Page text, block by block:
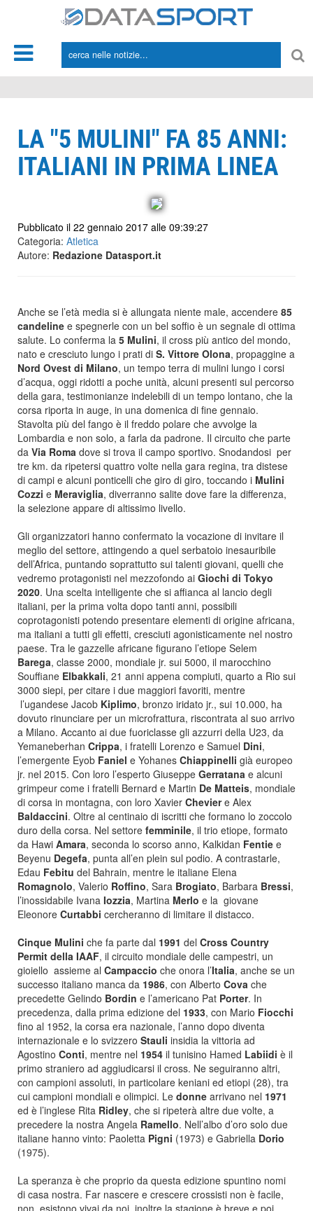
LA "5 MULINI" FA 85 ANNI:
ITALIANI IN PRIMA LINEA
Pubblicato il 22 gennaio 2017 alle 09:39:27
Categoria: Atletica
Autore: Redazione Datasport.it
Anche se l’età media si è allungata niente male, accendere 85
candeline e spegnerle con un bel soffio è un segnale di ottima
salute. Lo conferma la 5 Mulini, il cross più antico del mondo,
nato e cresciuto lungo i prati di S. Vittore Olona, propaggine a
Nord Ovest di Milano, un tempo terra di mulini lungo i corsi
d’acqua, oggi ridotti a poche unità, alcuni presenti sul percorso
della gara, testimonianze indelebili di un tempo lontano, che la
corsa riporta in auge, in una domenica di fine gennaio.
Stavolta più del fango è il freddo polare che avvolge la
Lombardia e non solo, a farla da padrone. Il circuito che parte
da Via Roma dove si trova il campo sportivo. Snodandosi per
tre km. da ripetersi quattro volte nella gara regina, tra distese
di campi e alcuni ponticelli che giro di giro, toccando i Mulini
Cozzi e Meraviglia, diverranno salite dove fare la differenza,
la selezione appare di altissimo livello.
Gli organizzatori hanno confermato la vocazione di invitare il
meglio del settore, attingendo a quel serbatoio inesauribile
dell’Africa, puntando soprattutto sui talenti giovani, quelli che
vedremo protagonisti nel mezzofondo ai Giochi di Tokyo
2020. Una scelta intelligente che si affianca al lancio degli
italiani, per la prima volta dopo tanti anni, possibili
coprotagonisti potendo presentare elementi di origine africana,
ma italiani a tutti gli effetti, cresciuti agonisticamente nel nostro
paese. Tra le gazzelle africane figurano l’etiope Selem
Barega, classe 2000, mondiale jr. sui 5000, il marocchino
Souffiane Elbakkali, 21 anni appena compiuti, quarto a Rio sui
3000 siepi, per citare i due maggiori favoriti, mentre
l’ugandese Jacob Kiplimo, bronzo iridato jr., sui 10.000, ha
dovuto rinunciare per un microfrattura, riscontrata al suo arrivo
a Milano. Accanto ai due fuoriclasse gli azzurri della U23, da
Yemaneberhan Crippa, i fratelli Lorenzo e Samuel Dini,
l’emergente Eyob Faniel e Yohanes Chiappinelli già europeo
jr. nel 2015. Con loro l’esperto Giuseppe Gerratana e alcuni
grimpeur come i fratelli Bernard e Martin De Matteis, mondiale
di corsa in montagna, con loro Xavier Cheviere Alex
Baldaccini. Oltre al centinaio di iscritti che formano lo zoccolo
duro della corsa. Nel settore femminile, il trio etiope, formato
da Hawi Amara, seconda lo scorso anno, Kalkidan Fentie e
Beyenu Degefa, punta all’en plein sul podio. A contrastarle,
Edau Febitu del Bahrain, mentre le italiane Elena
Romagnolo, Valerio Roffino, Sara Brogiato, Barbara Bressi,
l’inossidabile Ivana Iozzia, Martina Merlo e la giovane
Eleonore Curtabbi cercheranno di limitare il distacco.
Cinque Mulini che fa parte dal 1991 del Cross Country
Permit della IAAF, il circuito mondiale delle campestri, un
gioiello assieme al Campaccio che onora l’Italia, anche se un
successo italiano manca da 1986, con Alberto Cova che
precedette Gelindo Bordin e l’americano Pat Porter. In
precedenza, dalla prima edizione del 1933, con Mario Fiocchi
fino al 1952, la corsa era nazionale, l’anno dopo diventa
internazionale e lo svizzero Stauli insidia la vittoria ad
Agostino Conti, mentre nel 1954 il tunisino Hamed Labiidi è il
primo straniero ad aggiudicarsi il cross. Ne seguiranno altri,
con campioni assoluti, in particolare keniani ed etiopi (28), tra
cui campioni mondiali e olimpici. Le donne arrivano nel 1971
ed è l’inglese Rita Ridley, che si ripeterà altre due volte, a
precedere la nostra Angela Ramello. Nell’albo d’oro solo due
italiane hanno vinto: Paoletta Pigni (1973) e Gabriella Dorio
(1975).
La speranza è che proprio da questa edizione spuntino nomi
di casa nostra. Far nascere e crescere crossisti non è facile,
non esistono vivai da noi, inoltre la stagione è breve e poi